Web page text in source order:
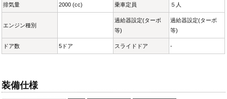
排気量 2000 (cc) 乗車定員 ５人
エンジン種別
過給器設定(ターボ
等)
過給器設定(ターボ
等)
ドア数 5ドア スライドドア -
装備仕様